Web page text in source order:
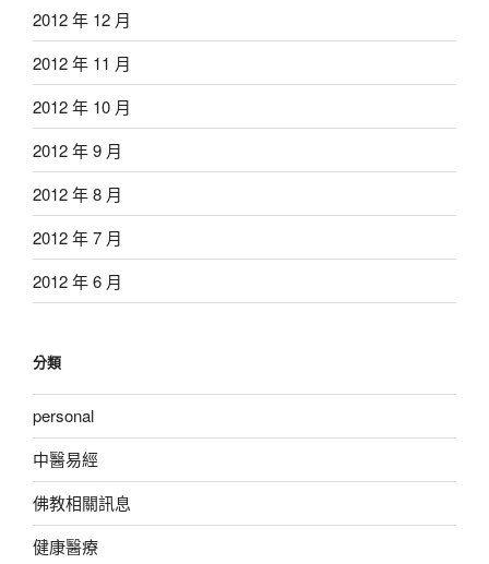
2012 年 12 月
2012 年 11 月
2012 年 10 月
2012 年 9 月
2012 年 8 月
2012 年 7 月
2012 年 6 月
分類
personal
中醫易經
佛教相關訊息
健康醫療